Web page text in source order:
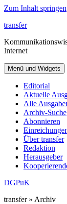
Zum Inhalt springen
transfer
Internet
Menü und Widgets
Editorial
Aktuelle
Alle
Archiv-Suche
Abonnieren
Über transfer
Redaktion
Herausgeber
DGPuK
transfer » Archiv